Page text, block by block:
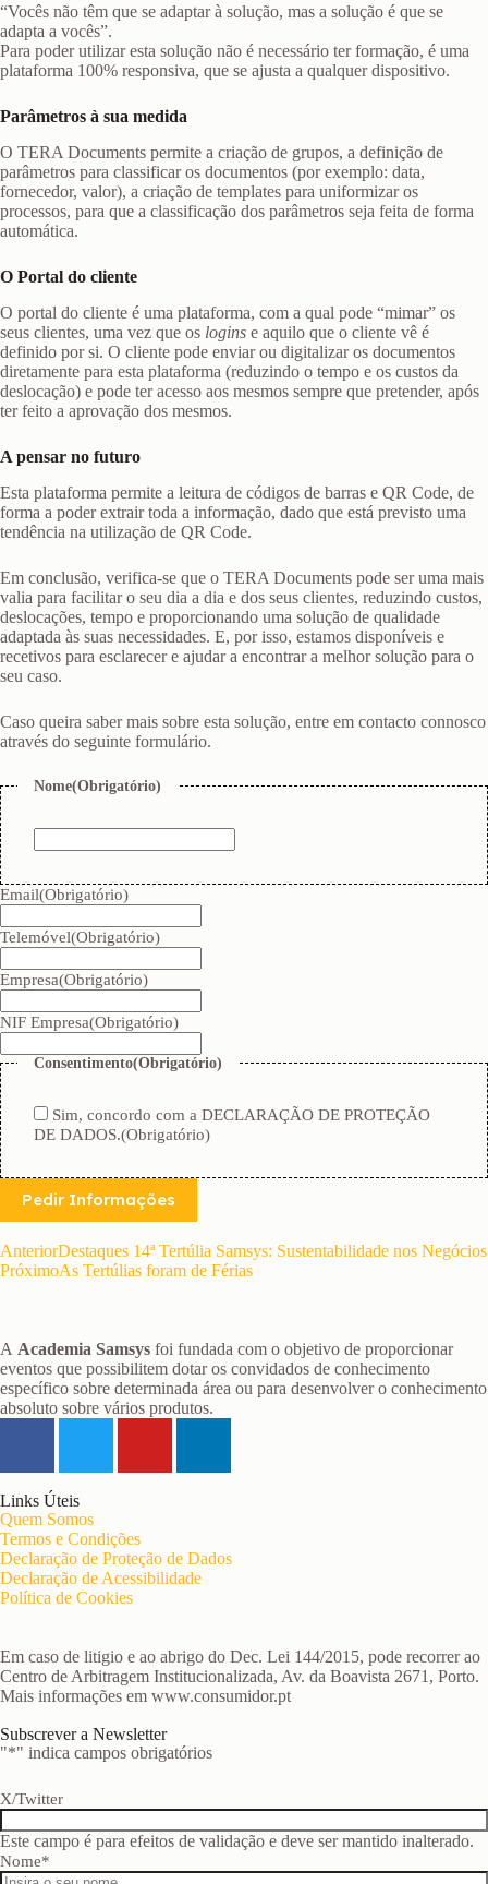
“Vocês não têm que se adaptar à solução, mas a solução é que se
adapta a vocês”.
Para poder utilizar esta solução não é necessário ter formação, é uma
plataforma 100% responsiva, que se ajusta a qualquer dispositivo.
Parâmetros à sua medida
O TERA Documents permite a criação de grupos, a definição de
parâmetros para classificar os documentos (por exemplo: data,
fornecedor, valor), a criação de templates para uniformizar os
processos, para que a classificação dos parâmetros seja feita de forma
automática.
O Portal do cliente
O portal do cliente é uma plataforma, com a qual pode “mimar” os
seus clientes, uma vez que os logins e aquilo que o cliente vê é
definido por si. O cliente pode enviar ou digitalizar os documentos
diretamente para esta plataforma (reduzindo o tempo e os custos da
deslocação) e pode ter acesso aos mesmos sempre que pretender, após
ter feito a aprovação dos mesmos.
A pensar no futuro
Esta plataforma permite a leitura de códigos de barras e QR Code, de
forma a poder extrair toda a informação, dado que está previsto uma
tendência na utilização de QR Code.
Em conclusão, verifica-se que o TERA Documents pode ser uma mais
valia para facilitar o seu dia a dia e dos seus clientes, reduzindo custos,
deslocações, tempo e proporcionando uma solução de qualidade
adaptada às suas necessidades. E, por isso, estamos disponíveis e
recetivos para esclarecer e ajudar a encontrar a melhor solução para o
seu caso.
Caso queira saber mais sobre esta solução, entre em contacto connosco
através do seguinte formulário.
Nome(Obrigatório)
Email(Obrigatório)
Telemóvel(Obrigatório)
Empresa(Obrigatório)
NIF Empresa(Obrigatório)
Consentimento(Obrigatório)
Sim, concordo com a DECLARAÇÃO DE PROTEÇÃO
DE DADOS.(Obrigatório)
Pedir Informações
AnteriorDestaques 14ª Tertúlia Samsys: Sustentabilidade nos Negócios
PróximoAs Tertúlias foram de Férias
A Academia Samsys foi fundada com o objetivo de proporcionar
eventos que possibilitem dotar os convidados de conhecimento
específico sobre determinada área ou para desenvolver o conhecimento
absoluto sobre vários produtos.
Links Úteis
Quem Somos
Termos e Condições
Declaração de Proteção de Dados
Declaração de Acessibilidade
Política de Cookies
Em caso de litigio e ao abrigo do Dec. Lei 144/2015, pode recorrer ao
Centro de Arbitragem Institucionalizada, Av. da Boavista 2671, Porto.
Mais informações em www.consumidor.pt
Subscrever a Newsletter
"*" indica campos obrigatórios
X/Twitter
Este campo é para efeitos de validação e deve ser mantido inalterado.
Nome*